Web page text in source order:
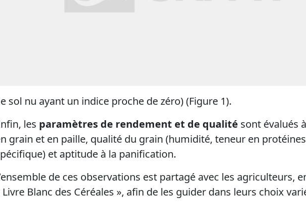
sol nu ayant un indice proche de zéro)(Figure 1).
les paramètres de rendement et de qualité sont évalués
grain et en paille, qualité du grain (humidité, teneur en
et aptitude à la panification.
de ces observations est partagé avec les agriculteurs,
Livre Blanc des Céréales », afin de les guider dans leurs choix